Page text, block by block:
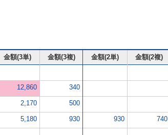
金額(3単) 金額(3複) 金額(2単)
金額(2複)
12,860 340
2,170 500
5,180 930 930 740